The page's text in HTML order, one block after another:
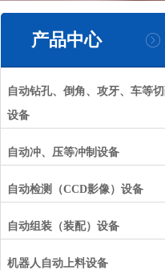
产品中心
自动钻孔、倒角、攻牙、车等切
设备
自动冲、压等冲制设备
自动检测（CCD影像）设备
自动组装（装配）设备
机器人自动上料设备